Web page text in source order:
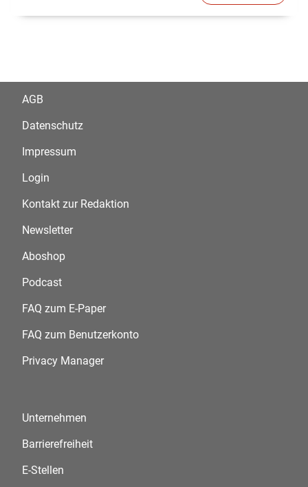
AGB
Datenschutz
Impressum
Login
Kontakt zur Redaktion
Newsletter
Aboshop
Podcast
FAQ zum E-Paper
FAQ zum Benutzerkonto
Privacy Manager
Unternehmen
Barrierefreiheit
E-Stellen